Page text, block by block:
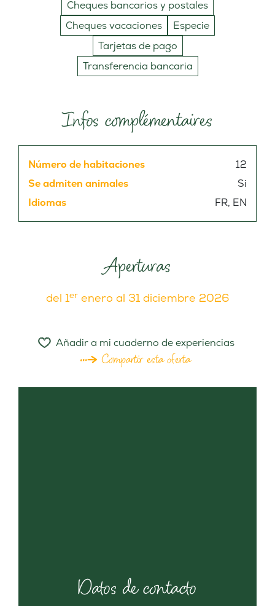
Cheques bancarios y postales
Cheques vacaciones
Especie
Tarjetas de pago
Transferencia bancaria
Infos complémentaires
Número de habitaciones
12
Se admiten animales
Si
Idiomas
FR, EN
Aperturas
del 1er enero al 31 diciembre 2026
Añadir a mi cuaderno de experiencias
Compartir esta oferta
Datos de contacto